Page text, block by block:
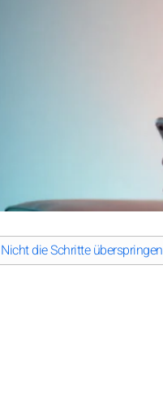
die Schritte überspringen